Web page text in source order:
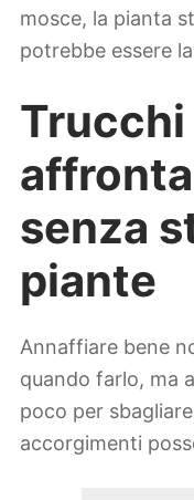
mosce, la pianta
potrebbe essere
senza
piante
Annaffiare bene
quando farlo, ma
poco per
accorgimenti